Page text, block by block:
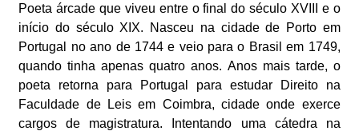
Poeta árcade que viveu entre o final do século XVIII e o
início do século XIX. Nasceu na cidade de Porto em
Portugal no ano de 1744 e veio para o Brasil em 1749,
quando tinha apenas quatro anos. Anos mais tarde, o
poeta retorna para Portugal para estudar Direito na
Faculdade de Leis em Coimbra, cidade onde exerce
cargos de magistratura. Intentando uma cátedra na